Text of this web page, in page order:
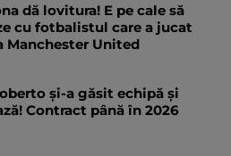
dă lovitura! E pe cale să
cu fotbalistul care a jucat
Manchester United
și-a găsit echipă și
Contract până în 2026